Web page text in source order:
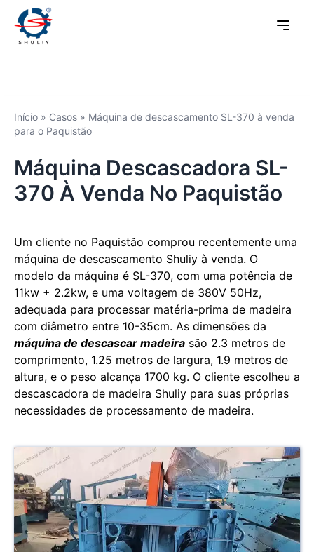
Início » Casos » Máquina de descascamento SL-370 à venda
para o Paquistão
Máquina Descascadora SL-
370 À Venda No Paquistão
Um cliente no Paquistão comprou recentemente uma
máquina de descascamento Shuliy à venda. O
modelo da máquina é SL-370, com uma potência de
11kw + 2.2kw, e uma voltagem de 380V 50Hz,
adequada para processar matéria-prima de madeira
com diâmetro entre 10-35cm. As dimensões da
máquina de descascar madeira são 2.3 metros de
comprimento, 1.25 metros de largura, 1.9 metros de
altura, e o peso alcança 1700 kg. O cliente escolheu a
descascadora de madeira Shuliy para suas próprias
necessidades de processamento de madeira.